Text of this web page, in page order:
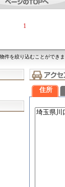
1
件を絞り込むことができ
住所